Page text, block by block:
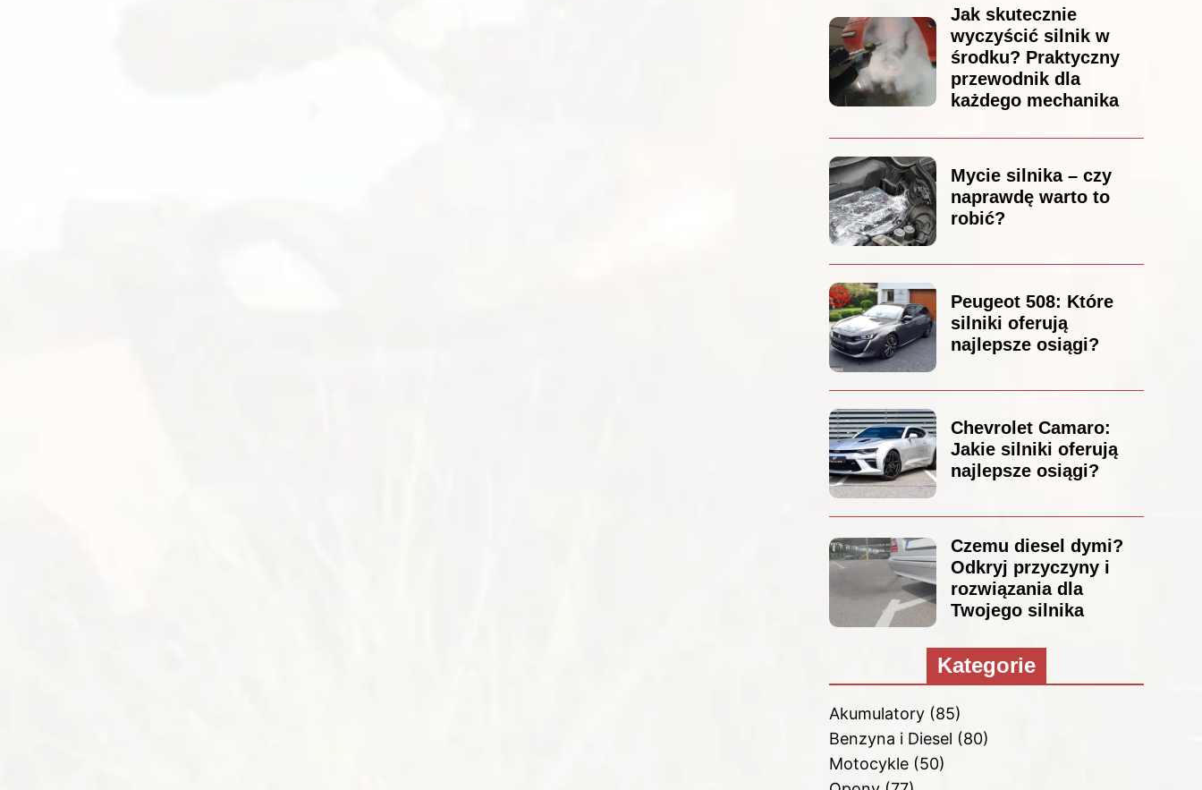
Jak skutecznie
wyczyścić silnik w
środku? Praktyczny
przewodnik dla
każdego mechanika
Mycie silnika – czy
naprawdę warto to
robić?
Peugeot 508: Które
silniki oferują
najlepsze osiągi?
Chevrolet Camaro:
Jakie silniki oferują
najlepsze osiągi?
Czemu diesel dymi?
Odkryj przyczyny i
rozwiązania dla
Twojego silnika
Kategorie
Akumulatory(85)
Benzyna i Diesel (80)
Motocykle(50)